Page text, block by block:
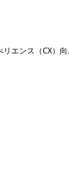
エンス（CX）向